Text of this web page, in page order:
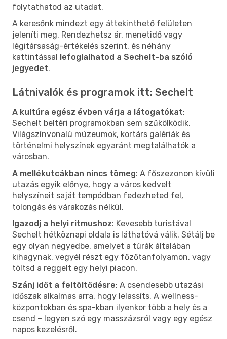
folytathatod az utadat.
A keresőnk mindezt egy áttekinthető felületen
jeleníti meg. Rendezhetsz ár, menetidő vagy
légitársaság-értékelés szerint, és néhány
kattintással lefoglalhatod a Sechelt-ba szóló
jegyedet.
Látnivalók és programok itt: Sechelt
A kultúra egész évben várja a látogatókat:
Sechelt beltéri programokban sem szűkölködik.
Világszínvonalú múzeumok, kortárs galériák és
történelmi helyszínek egyaránt megtalálhatók a
városban.
A mellékutcákban nincs tömeg: A főszezonon kívüli
utazás egyik előnye, hogy a város kedvelt
helyszíneit saját tempódban fedezheted fel,
tolongás és várakozás nélkül.
Igazodj a helyi ritmushoz: Kevesebb turistával
Sechelt hétköznapi oldala is láthatóvá válik. Sétálj be
egy olyan negyedbe, amelyet a túrák általában
kihagynak, vegyél részt egy főzőtanfolyamon, vagy
töltsd a reggelt egy helyi piacon.
Szánj időt a feltöltődésre: A csendesebb utazási
időszak alkalmas arra, hogy lelassíts. A wellness-
központokban és spa-kban ilyenkor több a hely és a
csend – legyen szó egy masszázsról vagy egy egész
napos kezelésről.